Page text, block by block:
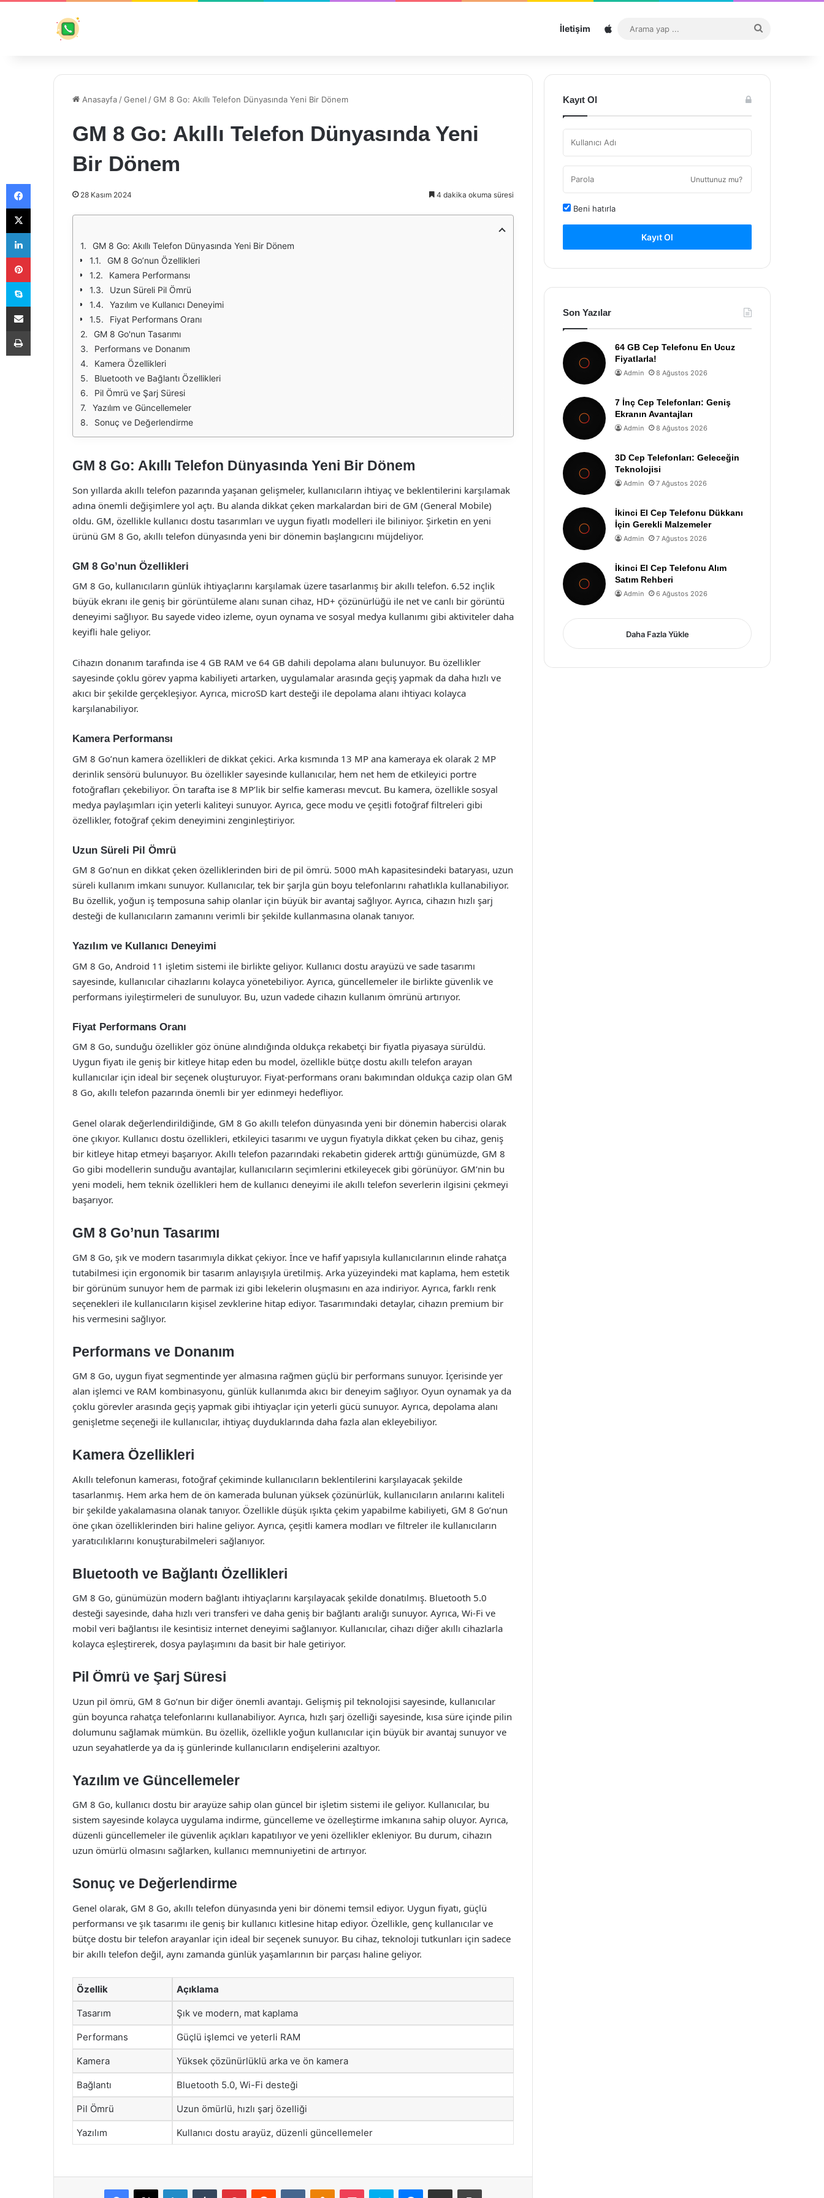
İletişim Sitemap
...
Anasayfa /Genel /GM 8 Go: Akıllı Telefon Dünyasında Yeni Bir Dönem
GM 8 Go: Akıllı Telefon Dünyasında Yeni
Bir Dönem
28 Kasım 2024 4 dakika okuma süresi
GM 8 Go: Akıllı Telefon Dünyasında Yeni Bir Dönem
GM 8 Go’nun Özellikleri
Kamera Performansı
Uzun Süreli Pil Ömrü
Yazılım ve Kullanıcı Deneyimi
Fiyat Performans Oranı
GM 8 Go'nun Tasarımı
Performans ve Donanım
Kamera Özellikleri
Bluetooth ve Bağlantı Özellikleri
Pil Ömrü ve Şarj Süresi
Yazılım ve Güncellemeler
Sonuç ve Değerlendirme
GM 8 Go: Akıllı Telefon Dünyasında Yeni Bir Dönem
Son yıllarda akıllı telefon pazarında yaşanan gelişmeler, kullanıcıların ihtiyaç ve beklentilerini karşılamak
adına önemli değişimlere yol açtı. Bu alanda dikkat çeken markalardan biri de GM (General Mobile)
oldu. GM, özellikle kullanıcı dostu tasarımları ve uygun fiyatlı modelleri ile biliniyor. Şirketin en yeni
ürünü GM 8 Go, akıllı telefon dünyasında yeni bir dönemin başlangıcını müjdeliyor.
GM 8 Go’nun Özellikleri
GM 8 Go, kullanıcıların günlük ihtiyaçlarını karşılamak üzere tasarlanmış bir akıllı telefon. 6.52 inçlik
büyük ekranı ile geniş bir görüntüleme alanı sunan cihaz, HD+ çözünürlüğü ile net ve canlı bir görüntü
deneyimi sağlıyor. Bu sayede video izleme, oyun oynama ve sosyal medya kullanımı gibi aktiviteler daha
keyifli hale geliyor.
Cihazın donanım tarafında ise 4 GB RAM ve 64 GB dahili depolama alanı bulunuyor. Bu özellikler
sayesinde çoklu görev yapma kabiliyeti artarken, uygulamalar arasında geçiş yapmak da daha hızlı ve
akıcı bir şekilde gerçekleşiyor. Ayrıca, microSD kart desteği ile depolama alanı ihtiyacı kolayca
karşılanabiliyor.
Kamera Performansı
GM 8 Go’nun kamera özellikleri de dikkat çekici. Arka kısmında 13 MP ana kameraya ek olarak 2 MP
derinlik sensörü bulunuyor. Bu özellikler sayesinde kullanıcılar, hem net hem de etkileyici portre
fotoğrafları çekebiliyor. Ön tarafta ise 8 MP’lik bir selfie kamerası mevcut. Bu kamera, özellikle sosyal
medya paylaşımları için yeterli kaliteyi sunuyor. Ayrıca, gece modu ve çeşitli fotoğraf filtreleri gibi
özellikler, fotoğraf çekim deneyimini zenginleştiriyor.
Uzun Süreli Pil Ömrü
GM 8 Go’nun en dikkat çeken özelliklerinden biri de pil ömrü. 5000 mAh kapasitesindeki bataryası, uzun
süreli kullanım imkanı sunuyor. Kullanıcılar, tek bir şarjla gün boyu telefonlarını rahatlıkla kullanabiliyor.
Bu özellik, yoğun iş temposuna sahip olanlar için büyük bir avantaj sağlıyor. Ayrıca, cihazın hızlı şarj
desteği de kullanıcıların zamanını verimli bir şekilde kullanmasına olanak tanıyor.
Yazılım ve Kullanıcı Deneyimi
GM 8 Go, Android 11 işletim sistemi ile birlikte geliyor. Kullanıcı dostu arayüzü ve sade tasarımı
sayesinde, kullanıcılar cihazlarını kolayca yönetebiliyor. Ayrıca, güncellemeler ile birlikte güvenlik ve
performans iyileştirmeleri de sunuluyor. Bu, uzun vadede cihazın kullanım ömrünü artırıyor.
Fiyat Performans Oranı
GM 8 Go, sunduğu özellikler göz önüne alındığında oldukça rekabetçi bir fiyatla piyasaya sürüldü.
Uygun fiyatı ile geniş bir kitleye hitap eden bu model, özellikle bütçe dostu akıllı telefon arayan
kullanıcılar için ideal bir seçenek oluşturuyor. Fiyat-performans oranı bakımından oldukça cazip olan GM
8 Go, akıllı telefon pazarında önemli bir yer edinmeyi hedefliyor.
Genel olarak değerlendirildiğinde, GM 8 Go akıllı telefon dünyasında yeni bir dönemin habercisi olarak
öne çıkıyor. Kullanıcı dostu özellikleri, etkileyici tasarımı ve uygun fiyatıyla dikkat çeken bu cihaz, geniş
bir kitleye hitap etmeyi başarıyor. Akıllı telefon pazarındaki rekabetin giderek arttığı günümüzde, GM 8
Go gibi modellerin sunduğu avantajlar, kullanıcıların seçimlerini etkileyecek gibi görünüyor. GM’nin bu
yeni modeli, hem teknik özellikleri hem de kullanıcı deneyimi ile akıllı telefon severlerin ilgisini çekmeyi
başarıyor.
GM 8 Go’nun Tasarımı
GM 8 Go, şık ve modern tasarımıyla dikkat çekiyor. İnce ve hafif yapısıyla kullanıcılarının elinde rahatça
tutabilmesi için ergonomik bir tasarım anlayışıyla üretilmiş. Arka yüzeyindeki mat kaplama, hem estetik
bir görünüm sunuyor hem de parmak izi gibi lekelerin oluşmasını en aza indiriyor. Ayrıca, farklı renk
seçenekleri ile kullanıcıların kişisel zevklerine hitap ediyor. Tasarımındaki detaylar, cihazın premium bir
his vermesini sağlıyor.
Performans ve Donanım
GM 8 Go, uygun fiyat segmentinde yer almasına rağmen güçlü bir performans sunuyor. İçerisinde yer
alan işlemci ve RAM kombinasyonu, günlük kullanımda akıcı bir deneyim sağlıyor. Oyun oynamak ya da
çoklu görevler arasında geçiş yapmak gibi ihtiyaçlar için yeterli gücü sunuyor. Ayrıca, depolama alanı
genişletme seçeneği ile kullanıcılar, ihtiyaç duyduklarında daha fazla alan ekleyebiliyor.
Kamera Özellikleri
Akıllı telefonun kamerası, fotoğraf çekiminde kullanıcıların beklentilerini karşılayacak şekilde
tasarlanmış. Hem arka hem de ön kamerada bulunan yüksek çözünürlük, kullanıcıların anılarını kaliteli
bir şekilde yakalamasına olanak tanıyor. Özellikle düşük ışıkta çekim yapabilme kabiliyeti, GM 8 Go’nun
öne çıkan özelliklerinden biri haline geliyor. Ayrıca, çeşitli kamera modları ve filtreler ile kullanıcıların
yaratıcılıklarını konuşturabilmeleri sağlanıyor.
Bluetooth ve Bağlantı Özellikleri
GM 8 Go, günümüzün modern bağlantı ihtiyaçlarını karşılayacak şekilde donatılmış. Bluetooth 5.0
desteği sayesinde, daha hızlı veri transferi ve daha geniş bir bağlantı aralığı sunuyor. Ayrıca, Wi-Fi ve
mobil veri bağlantısı ile kesintisiz internet deneyimi sağlanıyor. Kullanıcılar, cihazı diğer akıllı cihazlarla
kolayca eşleştirerek, dosya paylaşımını da basit bir hale getiriyor.
Pil Ömrü ve Şarj Süresi
Uzun pil ömrü, GM 8 Go’nun bir diğer önemli avantajı. Gelişmiş pil teknolojisi sayesinde, kullanıcılar
gün boyunca rahatça telefonlarını kullanabiliyor. Ayrıca, hızlı şarj özelliği sayesinde, kısa süre içinde pilin
dolumunu sağlamak mümkün. Bu özellik, özellikle yoğun kullanıcılar için büyük bir avantaj sunuyor ve
uzun seyahatlerde ya da iş günlerinde kullanıcıların endişelerini azaltıyor.
Yazılım ve Güncellemeler
GM 8 Go, kullanıcı dostu bir arayüze sahip olan güncel bir işletim sistemi ile geliyor. Kullanıcılar, bu
sistem sayesinde kolayca uygulama indirme, güncelleme ve özelleştirme imkanına sahip oluyor. Ayrıca,
düzenli güncellemeler ile güvenlik açıkları kapatılıyor ve yeni özellikler ekleniyor. Bu durum, cihazın
uzun ömürlü olmasını sağlarken, kullanıcı memnuniyetini de artırıyor.
Sonuç ve Değerlendirme
Genel olarak, GM 8 Go, akıllı telefon dünyasında yeni bir dönemi temsil ediyor. Uygun fiyatı, güçlü
performansı ve şık tasarımı ile geniş bir kullanıcı kitlesine hitap ediyor. Özellikle, genç kullanıcılar ve
bütçe dostu bir telefon arayanlar için ideal bir seçenek sunuyor. Bu cihaz, teknoloji tutkunları için sadece
bir akıllı telefon değil, aynı zamanda günlük yaşamlarının bir parçası haline geliyor.
Özellik Açıklama
Tasarım Şık ve modern, mat kaplama
Performans Güçlü işlemci ve yeterli RAM
Kamera Yüksek çözünürlüklü arka ve ön kamera
Bağlantı Bluetooth 5.0, Wi-Fi desteği
Pil Ömrü Uzun ömürlü, hızlı şarj özelliği
Yazılım Kullanıcı dostu arayüz, düzenli güncellemeler
Facebook
X LinkedInTumblr PinterestReddit VKontakteOdnoklassniki
Pocket Skype Messenger
E-Posta ile paylaş Yazdır
Kayıt Ol
Unuttunuz mu?
Beni hatırla
Kayıt Ol
Son Yazılar
64 GB Cep Telefonu En Ucuz
Fiyatlarla!
Admin 8 Ağustos 2026
7 İnç Cep Telefonları: Geniş
Ekranın Avantajları
Admin 8 Ağustos 2026
3D Cep Telefonları: Geleceğin
Teknolojisi
Admin 7 Ağustos 2026
İkinci El Cep Telefonu Dükkanı
İçin Gerekli Malzemeler
Admin 7 Ağustos 2026
İkinci El Cep Telefonu Alım
Satım Rehberi
Admin 6 Ağustos 2026
Daha Fazla Yükle
Facebook
X
LinkedIn
Pinterest
Skype
E-Posta ile paylaş